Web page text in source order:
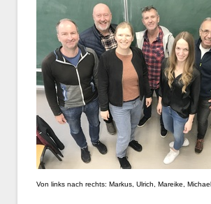
Von links nach rechts: Markus, Ulrich, Mareike,